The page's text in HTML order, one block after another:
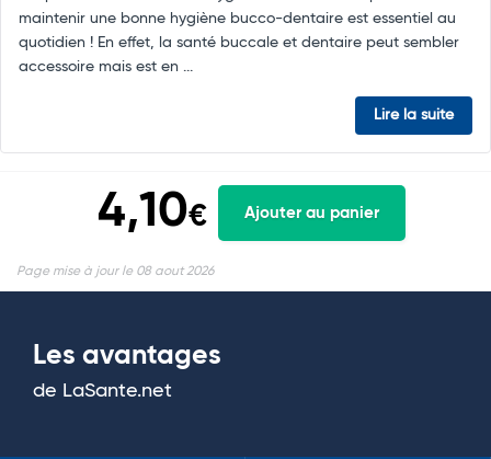
maintenir une bonne hygiène bucco-dentaire est essentiel au
quotidien ! En effet, la santé buccale et dentaire peut sembler
accessoire mais est en ...
Lire la suite
4,10€ Ajouter au panier
Page mise à jour le 08 aout 2026
Les avantages
de LaSante.net